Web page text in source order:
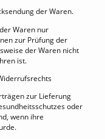
der Waren.
Waren nur
zur Prüfung der
der Waren nicht
ist.
zur Lieferung
oder
wenn ihre